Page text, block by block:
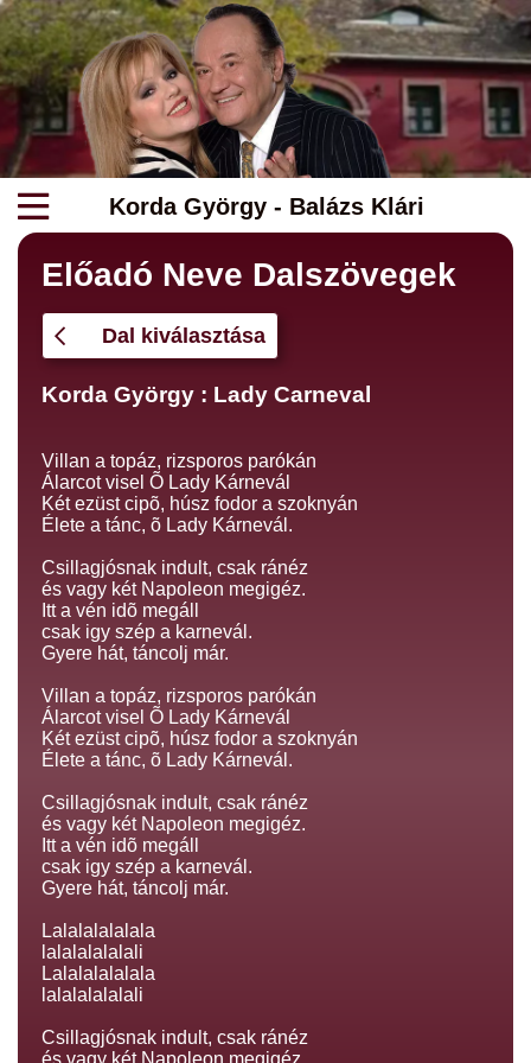
Korda György - Balázs Klári
Előadó Neve Dalszövegek
Dal kiválasztása
Korda György : Lady Carneval
Villan a topáz, rizsporos parókán
Álarcot visel Õ Lady Kárnevál
Két ezüst cipõ, húsz fodor a szoknyán
Élete a tánc, õ Lady Kárnevál.
Csillagjósnak indult, csak ránéz
és vagy két Napoleon megigéz.
Itt a vén idõ megáll
csak igy szép a karnevál.
Gyere hát, táncolj már.
Villan a topáz, rizsporos parókán
Álarcot visel Õ Lady Kárnevál
Két ezüst cipõ, húsz fodor a szoknyán
Élete a tánc, õ Lady Kárnevál.
Csillagjósnak indult, csak ránéz
és vagy két Napoleon megigéz.
Itt a vén idõ megáll
csak igy szép a karnevál.
Gyere hát, táncolj már.
Lalalalalalala
lalalalalalali
Lalalalalalala
lalalalalalali
Csillagjósnak indult, csak ránéz